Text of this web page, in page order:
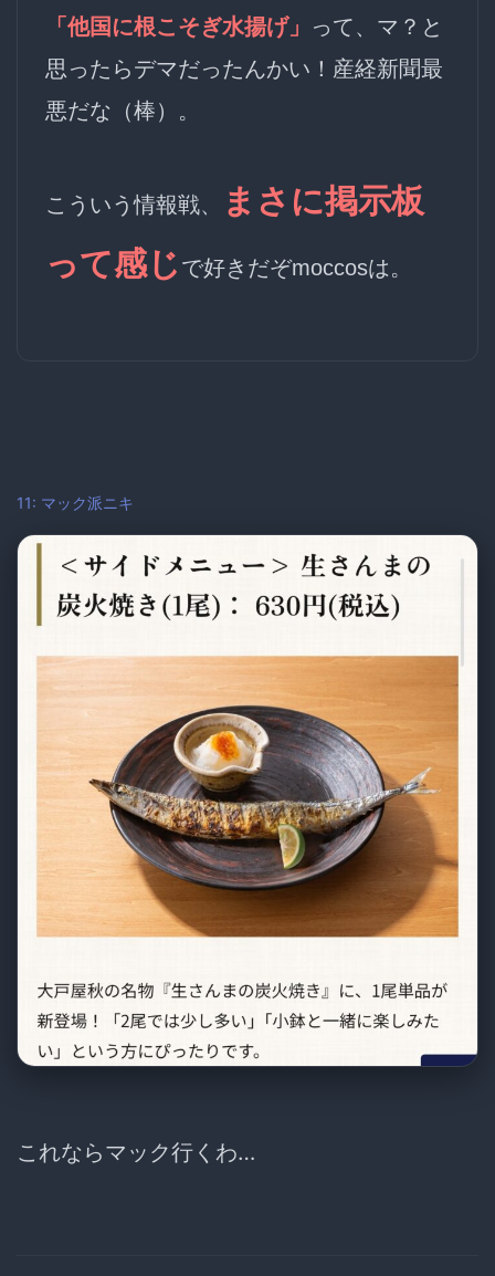
「他国に根こそぎ水揚げ」
って、マ？と
思ったらデマだったんかい！産経新聞最
悪だな（棒）。
こういう情報戦、
まさに掲示板
って感じ で好きだぞmoccosは。
11: マック派ニキ
これならマック行くわ…